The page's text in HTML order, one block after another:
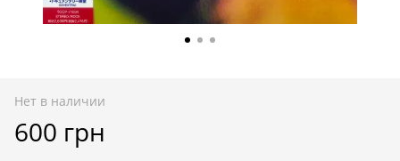
Нет в наличии
600 грн